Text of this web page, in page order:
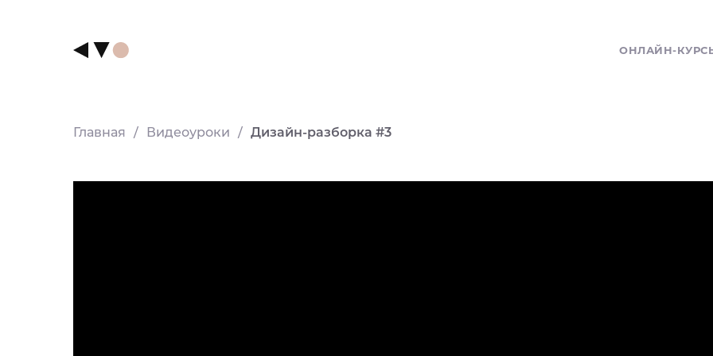
ОНЛАЙН-
Главная / Видеоуроки / Дизайн-разборка #3